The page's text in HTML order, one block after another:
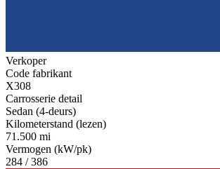
Verkoper
Code fabrikant
X308
Carrosserie detail
Sedan (4-deurs)
Kilometerstand (lezen)
71.500 mi
Vermogen (kW/pk)
284 / 386